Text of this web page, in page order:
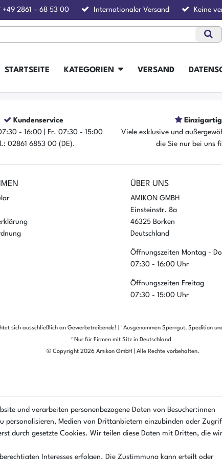
+49 2861 – 68 53 00 Internationaler Versand Keine
STARTSEITE KATEGORIEN VERSAND
Kundenservice
- 16:00 | Fr. 07:30 - 15:00
02861 6853 00 (DE).
Einzigartig
Viele exklusive und
die Sie nur bei uns
ÜBER UNS
AMIKON GMBH
Einsteinstr. 8a
46325 Borken
Deutschland
Öffnungszeiten Montag -
07:30 - 16:00 Uhr
Öffnungszeiten Freitag
07:30 - 15:00 Uhr
sich ausschließlich an Gewerbetreibende! | ¹ Ausgenommen Sperrgut, Spedition
² Nur für Firmen mit Sitz in Deutschland
© Copyright 2026 Amikon GmbH | Alle Rechte vorbehalten.
und verarbeiten personenbezogene Daten von Besucher:innen
personalisieren, Medien von Drittanbietern einzubinden oder
durch gesetzte Cookies. Wir teilen diese Daten mit Dritten, die wir
Interesses erfolgen. Die Zustimmung kann erteilt oder